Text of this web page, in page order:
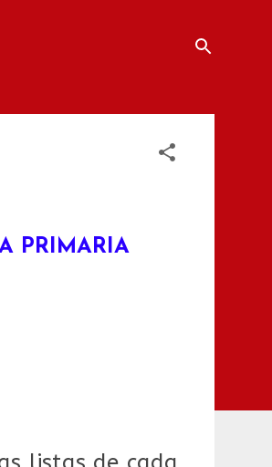
PRIMARIA